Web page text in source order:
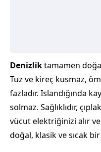
Denizliktamamen
Tuz ve kireç kusmaz,
fazladır. Islandığında
solmaz. Sağlıklıdır,
vücut elektriğinizi alır
doğal, klasik ve sıcak